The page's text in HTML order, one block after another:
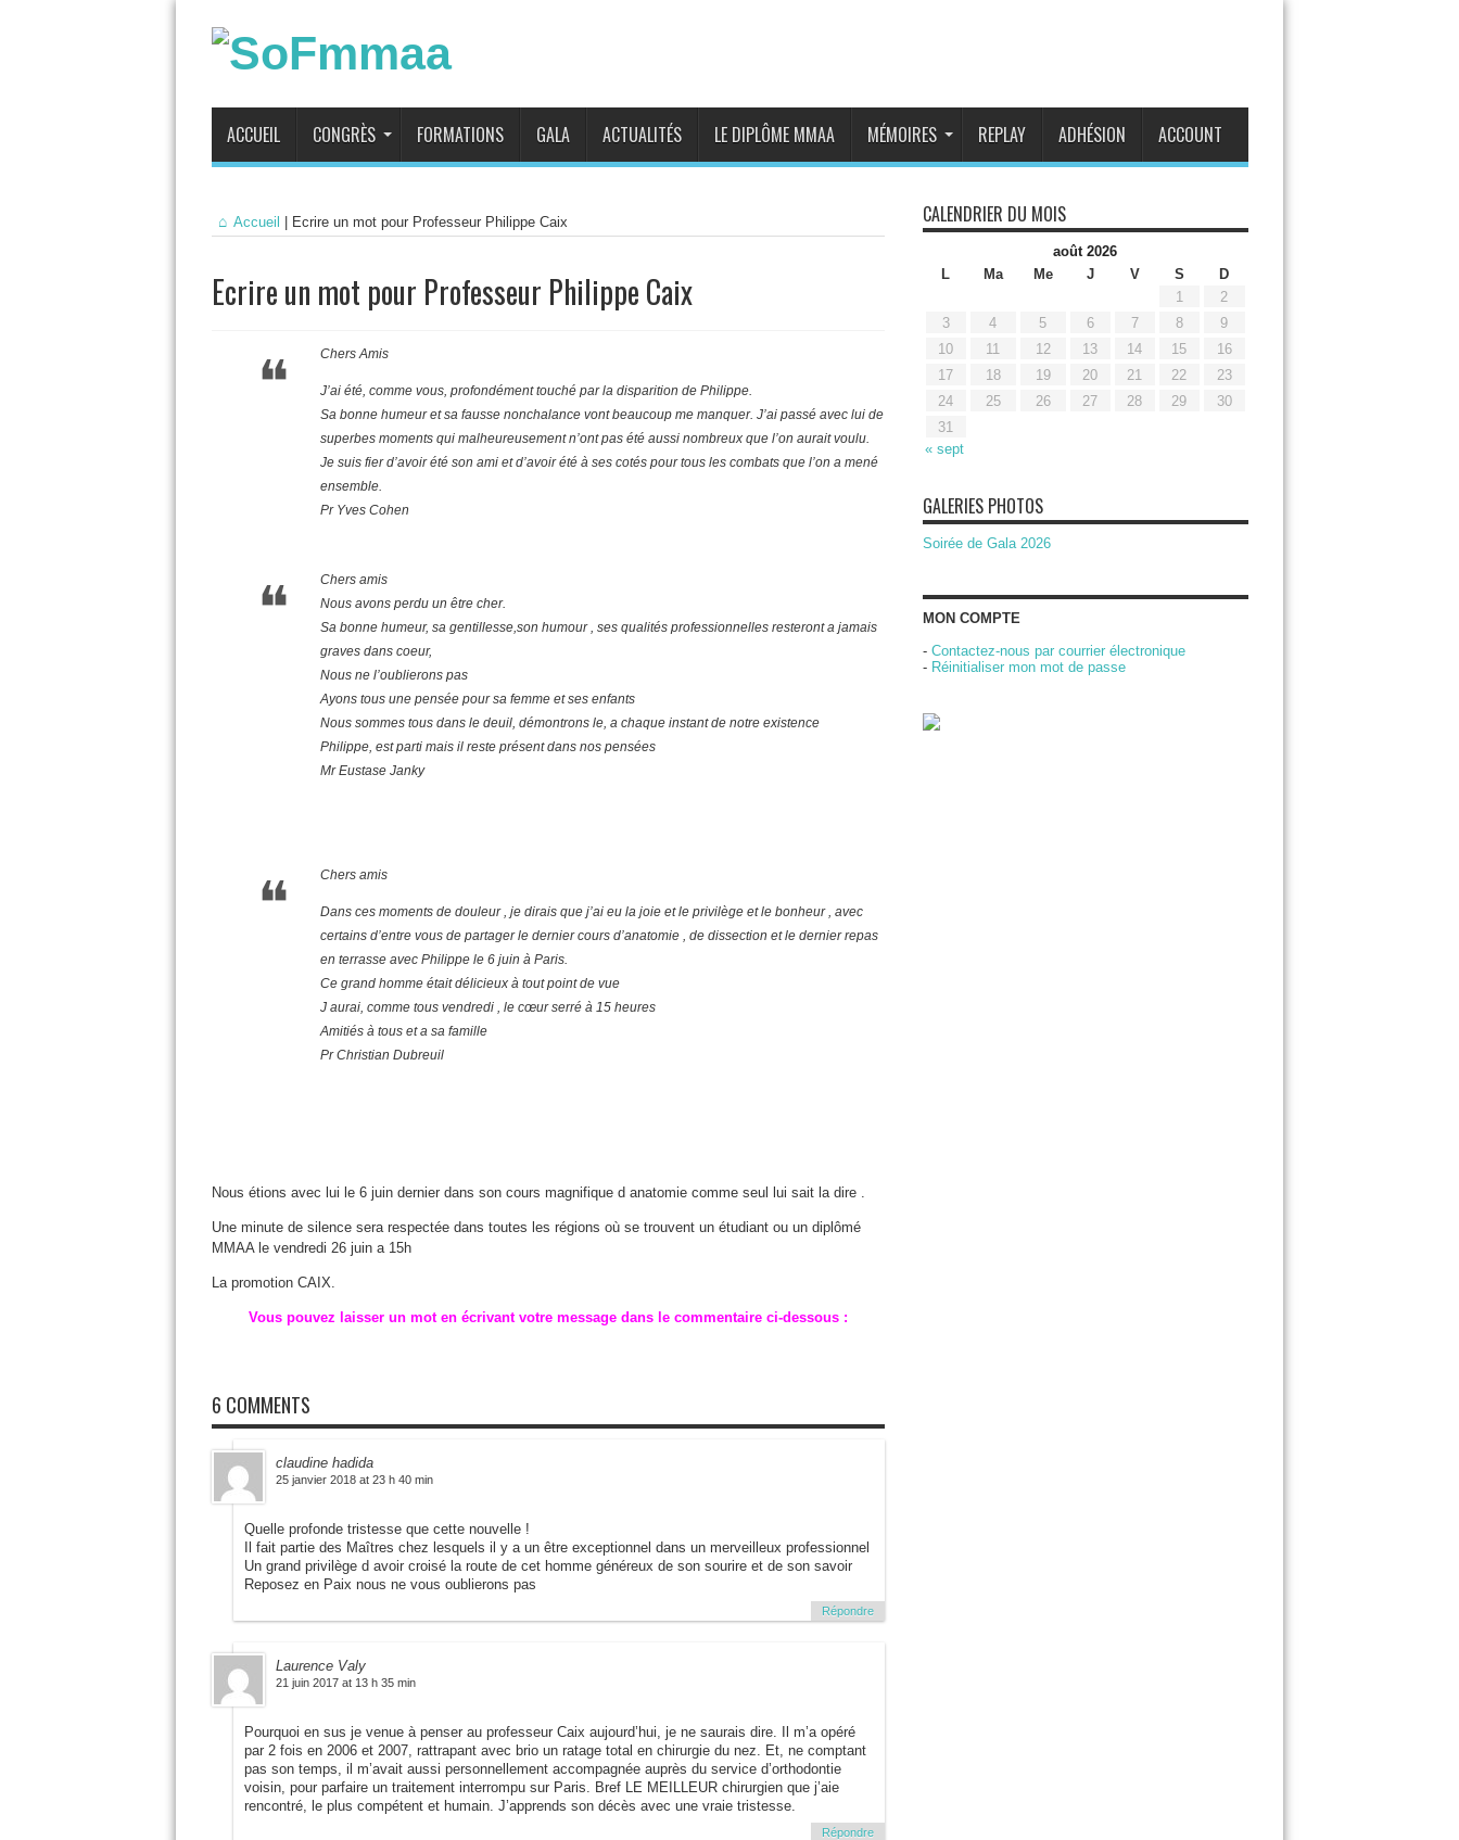
ACCUEIL CONGRÈS FORMATIONS GALA ACTUALITÉS LE DIPLÔME MMAA MÉMOIRES REPLAY ADHÉSION ACCOUNT
Accueil Ecrire un mot pour Professeur Philippe Caix
Ecrire un mot pour Professeur Philippe Caix
Chers Amis
J’ai été, comme vous, profondément touché par la disparition de Philippe.
Sa bonne humeur et sa fausse nonchalance vont beaucoup me manquer. J’ai passé avec lui de
superbes moments qui malheureusement n’ont pas été aussi nombreux que l’on aurait voulu.
Je suis fier d’avoir été son ami et d’avoir été à ses cotés pour tous les combats que l’on a mené
ensemble.
Pr Yves Cohen
Chers amis
Nous avons perdu un être cher.
Sa bonne humeur, sa gentillesse,son humour , ses qualités professionnelles resteront a jamais
graves dans coeur,
Nous ne l’oublierons pas
Ayons tous une pensée pour sa femme et ses enfants
Nous sommes tous dans le deuil, démontrons le, a chaque instant de notre existence
Philippe, est parti mais il reste présent dans nos pensées
Mr Eustase Janky
Chers amis
Dans ces moments de douleur , je dirais que j’ai eu la joie et le privilège et le bonheur , avec
certains d’entre vous de partager le dernier cours d’anatomie , de dissection et le dernier repas
en terrasse avec Philippe le 6 juin à Paris.
Ce grand homme était délicieux à tout point de vue
J aurai, comme tous vendredi , le cœur serré à 15 heures
Amitiés à tous et a sa famille
Pr Christian Dubreuil
Nous étions avec lui le 6 juin dernier dans son cours magnifique d anatomie comme seul lui sait la dire .
Une minute de silence sera respectée dans toutes les régions où se trouvent un étudiant ou un diplômé
MMAA le vendredi 26 juin a 15h
La promotion CAIX.
Vous pouvez laisser un mot en écrivant votre message dans le commentaire ci-dessous :
6 COMMENTS
claudine hadida
25 janvier 2018 at 23 h 40 min
Quelle profonde tristesse que cette nouvelle !
Il fait partie des Maîtres chez lesquels il y a un être exceptionnel dans un merveilleux professionnel
Un grand privilège d avoir croisé la route de cet homme généreux de son sourire et de son savoir
Reposez en Paix nous ne vous oublierons pas
Répondre
Laurence Valy
21 juin 2017 at 13 h 35 min
Pourquoi en sus je venue à penser au professeur Caix aujourd’hui, je ne saurais dire. Il m’a opéré
par 2 fois en 2006 et 2007, rattrapant avec brio un ratage total en chirurgie du nez. Et, ne comptant
pas son temps, il m’avait aussi personnellement accompagnée auprès du service d’orthodontie
voisin, pour parfaire un traitement interrompu sur Paris. Bref LE MEILLEUR chirurgien que j’aie
rencontré, le plus compétent et humain. J’apprends son décès avec une vraie tristesse.
Répondre
CALENDRIER DU MOIS
août 2026
L
Ma Me J V S D
« sept
1
2
3
4 5 6 7 8
9
10
11 12 13 14 15
16
17
18 19 20 21 22
23
24
25 26 27 28 29
30
31
GALERIES PHOTOS
Soirée de Gala 2026
MON COMPTE
- Contactez-nous par courrier électronique
- Réinitialiser mon mot de passe